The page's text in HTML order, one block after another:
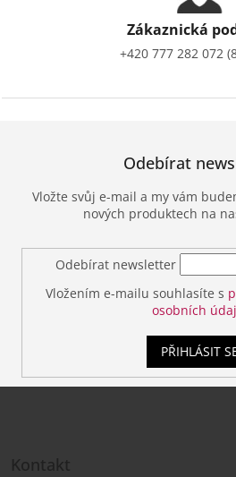
Zákaznická
+420 777 282 072
Odebírat
Vložte svůj e-mail a my vám
nových produktech na
Odebírat newsletter
Vložením e-mailu souhlasíte s
osobních
PŘIHLÁSIT
Kontakt